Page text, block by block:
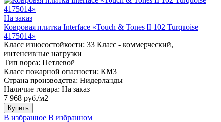
На заказ
Ковровая плитка Interface «Touch & Tones II 102 Turquoise
4175014»
Класс износостойкости: 33 Класс - коммерческий,
интенсивные нагрузки
Тип ворса: Петлевой
Класс пожарной опасности: КМ3
Страна производства: Нидерланды
Наличие товара: На заказ
7 968 руб./м2
Купить
В избранное В избранном